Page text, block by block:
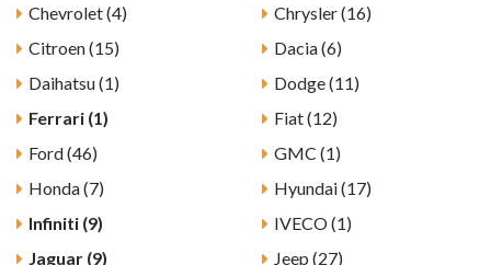
Chevrolet (4)
Chrysler (16)
Citroen (15)
Dacia (6)
Daihatsu (1)
Dodge (11)
Ferrari (1)
Fiat (12)
Ford (46)
GMC (1)
Honda (7)
Hyundai (17)
Infiniti (9)
IVECO (1)
Jaguar (9)
Jeep (27)